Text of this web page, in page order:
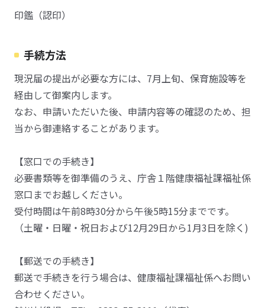
印鑑（認印）
手続方法
現況届の提出が必要な方には、7月上旬、保育施設等を
経由して御案内します。
なお、申請いただいた後、申請内容等の確認のため、担
当から御連絡することがあります。
【窓口での手続き】
必要書類等を御準備のうえ、庁舎１階健康福祉課福祉係
窓口までお越しください。
受付時間は午前8時30分から午後5時15分までです。
（土曜・日曜・祝日および12月29日から1月3日を除く)
【郵送での手続き】
郵送で手続きを行う場合は、健康福祉課福祉係へお問い
合わせください。